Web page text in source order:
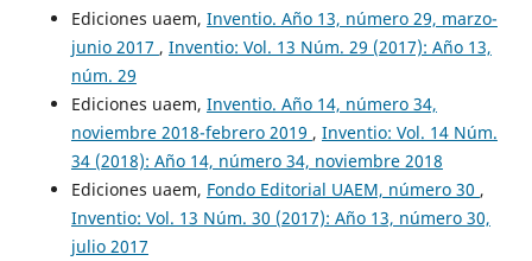
Ediciones uaem, Inventio. Año 13, número 29, marzo-
junio 2017 , Inventio: Vol. 13 Núm. 29 (2017): Año 13,
núm. 29
Ediciones uaem, Inventio. Año 14, número 34,
noviembre 2018-febrero 2019 , Inventio: Vol. 14 Núm.
34 (2018): Año 14, número 34, noviembre 2018
Ediciones uaem, Fondo Editorial UAEM, número 30 ,
Inventio: Vol. 13 Núm. 30 (2017): Año 13, número 30,
julio 2017